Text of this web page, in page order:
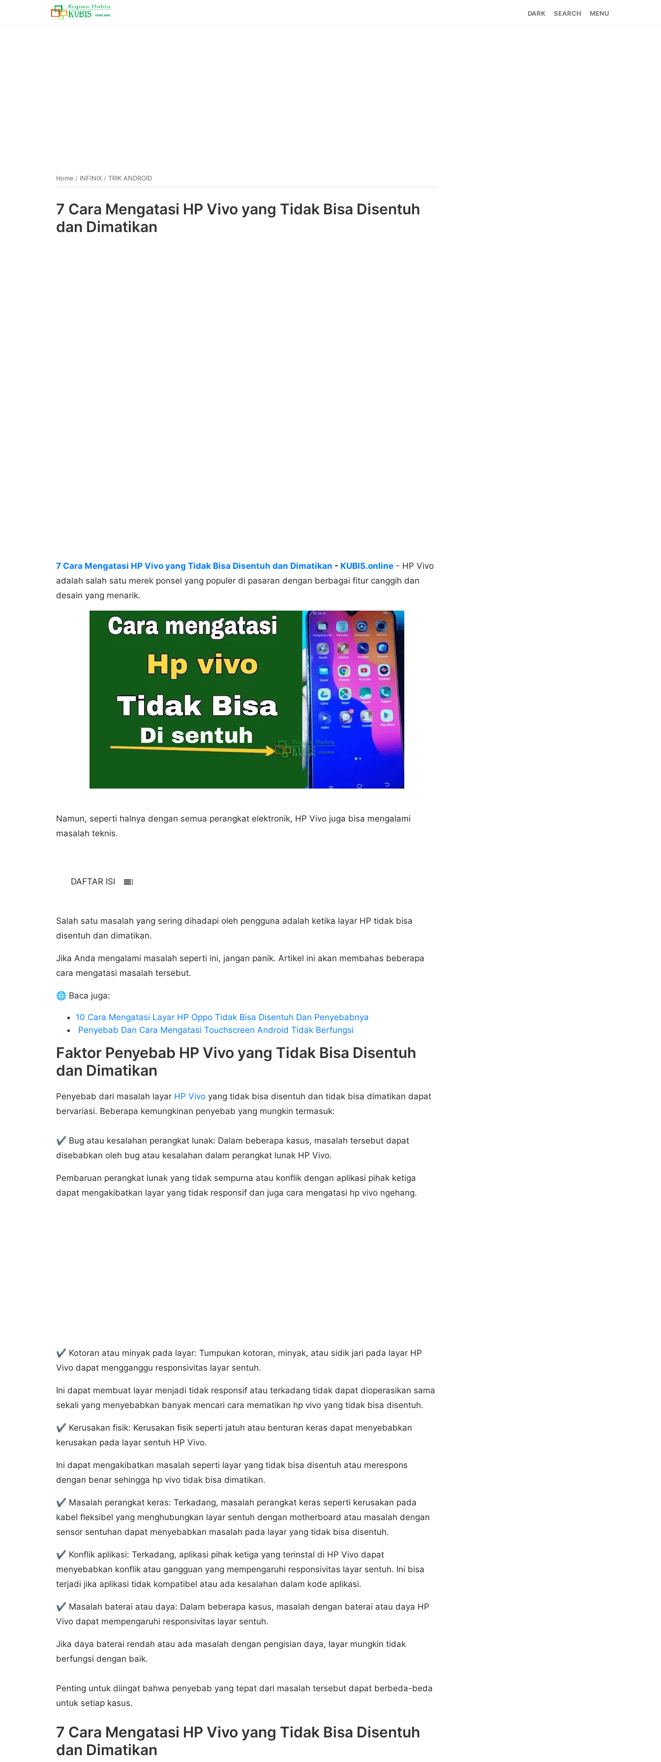
SEARCH MENU
Home / INFINIX / TRIK ANDROID
7 Cara Mengatasi HP Vivo yang Tidak Bisa Disentuh
dan Dimatikan
7 Cara Mengatasi HP Vivo yang Tidak Bisa Disentuh dan Dimatikan - KUBIS.online - HP Vivo
adalah salah satu merek ponsel yang populer di pasaran dengan berbagai fitur canggih dan
desain yang menarik.
Namun, seperti halnya dengan semua perangkat elektronik, HP Vivo juga bisa mengalami
masalah teknis.
DAFTAR ISI toc
Salah satu masalah yang sering dihadapi oleh pengguna adalah ketika layar HP tidak bisa
disentuh dan dimatikan.
Jika Anda mengalami masalah seperti ini, jangan panik. Artikel ini akan membahas beberapa
cara mengatasi masalah tersebut.
🌐 Baca juga:
10 Cara Mengatasi Layar HP Oppo Tidak Bisa Disentuh Dan Penyebabnya
Penyebab Dan Cara Mengatasi Touchscreen Android Tidak Berfungsi
Faktor Penyebab HP Vivo yang Tidak Bisa Disentuh
dan Dimatikan
Penyebab dari masalah layar HP Vivo yang tidak bisa disentuh dan tidak bisa dimatikan dapat
bervariasi. Beberapa kemungkinan penyebab yang mungkin termasuk:
✔️ Bug atau kesalahan perangkat lunak: Dalam beberapa kasus, masalah tersebut dapat
disebabkan oleh bug atau kesalahan dalam perangkat lunak HP Vivo.
Pembaruan perangkat lunak yang tidak sempurna atau konflik dengan aplikasi pihak ketiga
dapat mengakibatkan layar yang tidak responsif dan juga cara mengatasi hp vivo ngehang.
✔️ Kotoran atau minyak pada layar: Tumpukan kotoran, minyak, atau sidik jari pada layar HP
Vivo dapat mengganggu responsivitas layar sentuh.
Ini dapat membuat layar menjadi tidak responsif atau terkadang tidak dapat dioperasikan sama
sekali yang menyebabkan banyak mencari cara mematikan hp vivo yang tidak bisa disentuh.
✔️ Kerusakan fisik: Kerusakan fisik seperti jatuh atau benturan keras dapat menyebabkan
kerusakan pada layar sentuh HP Vivo.
Ini dapat mengakibatkan masalah seperti layar yang tidak bisa disentuh atau merespons
dengan benar sehingga hp vivo tidak bisa dimatikan.
✔️ Masalah perangkat keras: Terkadang, masalah perangkat keras seperti kerusakan pada
kabel fleksibel yang menghubungkan layar sentuh dengan motherboard atau masalah dengan
sensor sentuhan dapat menyebabkan masalah pada layar yang tidak bisa disentuh.
✔️ Konflik aplikasi: Terkadang, aplikasi pihak ketiga yang terinstal di HP Vivo dapat
menyebabkan konflik atau gangguan yang mempengaruhi responsivitas layar sentuh. Ini bisa
terjadi jika aplikasi tidak kompatibel atau ada kesalahan dalam kode aplikasi.
✔️ Masalah baterai atau daya: Dalam beberapa kasus, masalah dengan baterai atau daya HP
Vivo dapat mempengaruhi responsivitas layar sentuh.
Jika daya baterai rendah atau ada masalah dengan pengisian daya, layar mungkin tidak
berfungsi dengan baik.
Penting untuk diingat bahwa penyebab yang tepat dari masalah tersebut dapat berbeda-beda
untuk setiap kasus.
7 Cara Mengatasi HP Vivo yang Tidak Bisa Disentuh
dan Dimatikan